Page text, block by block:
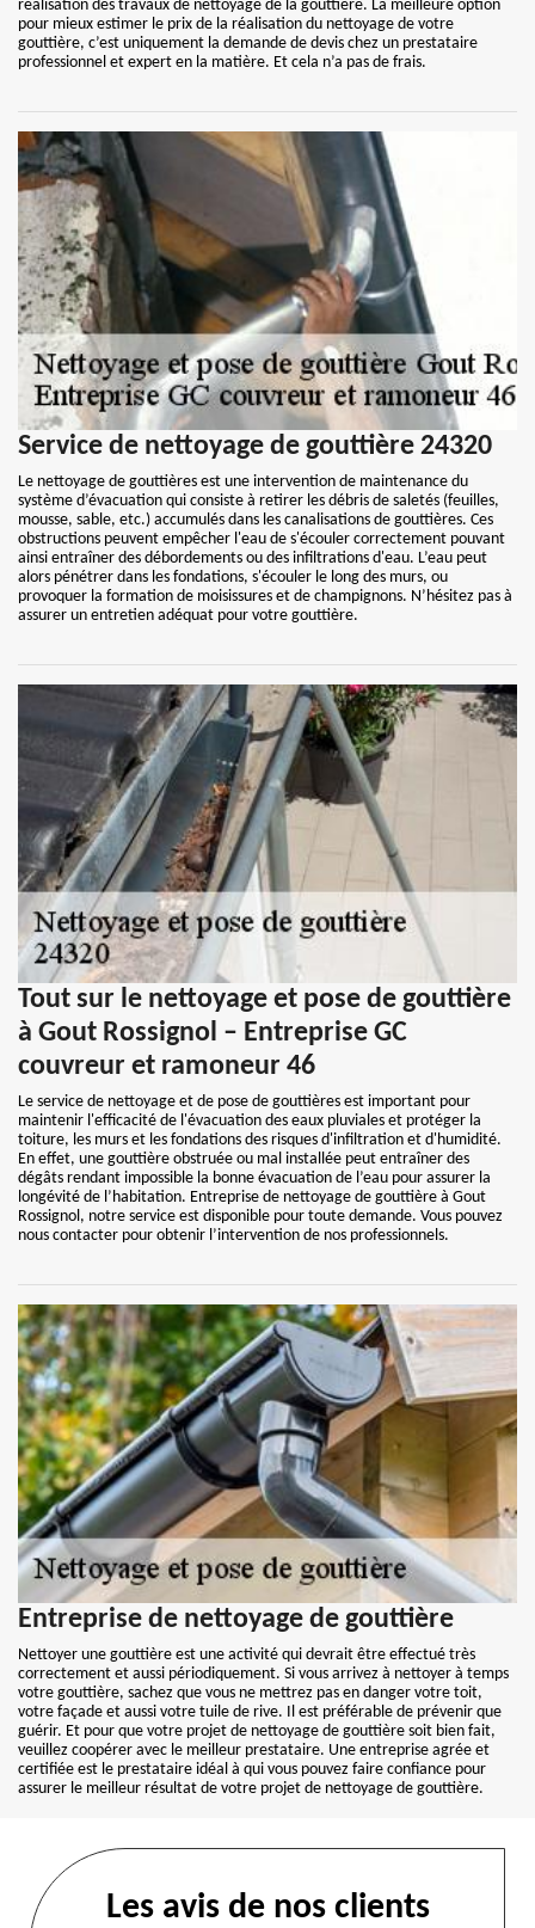
réalisation des travaux de nettoyage de la gouttière. La meilleure option
pour mieux estimer le prix de la réalisation du nettoyage de votre
gouttière, c’est uniquement la demande de devis chez un prestataire
professionnel et expert en la matière. Et cela n’a pas de frais.
Service de nettoyage de gouttière 24320
Le nettoyage de gouttières est une intervention de maintenance du
système d’évacuation qui consiste à retirer les débris de saletés (feuilles,
mousse, sable, etc.) accumulés dans les canalisations de gouttières. Ces
obstructions peuvent empêcher l'eau de s'écouler correctement pouvant
ainsi entraîner des débordements ou des infiltrations d'eau. L’eau peut
alors pénétrer dans les fondations, s'écouler le long des murs, ou
provoquer la formation de moisissures et de champignons. N’hésitez pas à
assurer un entretien adéquat pour votre gouttière.
Tout sur le nettoyage et pose de gouttière
à Gout Rossignol – Entreprise GC
couvreur et ramoneur 46
Le service de nettoyage et de pose de gouttières est important pour
maintenir l'efficacité de l'évacuation des eaux pluviales et protéger la
toiture, les murs et les fondations des risques d'infiltration et d'humidité.
En effet, une gouttière obstruée ou mal installée peut entraîner des
dégâts rendant impossible la bonne évacuation de l’eau pour assurer la
longévité de l’habitation. Entreprise de nettoyage de gouttière à Gout
Rossignol, notre service est disponible pour toute demande. Vous pouvez
nous contacter pour obtenir l’intervention de nos professionnels.
Entreprise de nettoyage de gouttière
Nettoyer une gouttière est une activité qui devrait être effectué très
correctement et aussi périodiquement. Si vous arrivez à nettoyer à temps
votre gouttière, sachez que vous ne mettrez pas en danger votre toit,
votre façade et aussi votre tuile de rive. Il est préférable de prévenir que
guérir. Et pour que votre projet de nettoyage de gouttière soit bien fait,
veuillez coopérer avec le meilleur prestataire. Une entreprise agrée et
certifiée est le prestataire idéal à qui vous pouvez faire confiance pour
assurer le meilleur résultat de votre projet de nettoyage de gouttière.
Les avis de nos clients